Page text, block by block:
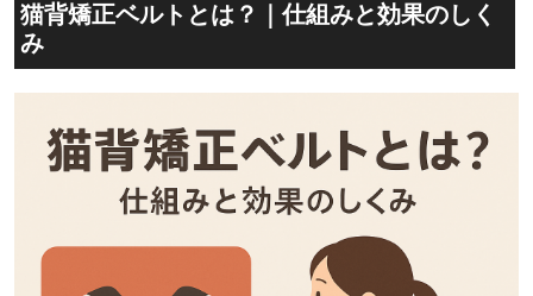
猫背矯正ベルトとは？｜仕組みと効果のしく
み